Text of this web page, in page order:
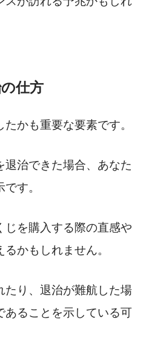
仕方
かも重要な要素です。
退治できた場合、あなた
す。
じを購入する際の直感や
かもしれません。
たり、退治が難航した場
あることを示している可